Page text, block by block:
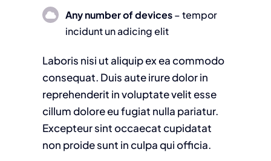
Any number of devices– tempor
incidunt un adicing elit
Laboris nisi ut aliquip ex ea commodo
consequat. Duis aute irure dolor in
reprehenderit in voluptate velit esse
cillum dolore eu fugiat nulla pariatur.
Excepteur sint occaecat cupidatat
non proide sunt in culpa qui officia.